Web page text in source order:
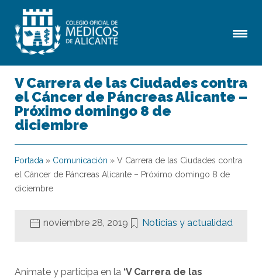
V Carrera de las Ciudades contra
el Cáncer de Páncreas Alicante –
Próximo domingo 8 de
diciembre
Portada » Comunicación » V Carrera de las Ciudades contra
el Cáncer de Páncreas Alicante – Próximo domingo 8 de
diciembre
noviembre 28, 2019 Noticias y actualidad
Anímate y participa en la ‘V Carrera de las